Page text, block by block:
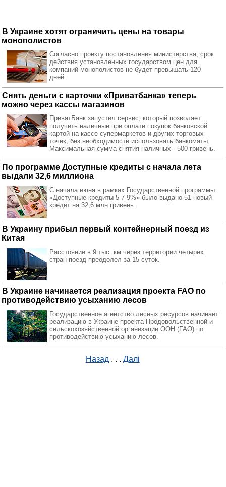
В Украине хотят ограничить цены на товары
монополистов
Согласно проекту постановления министерства, срок
действия установленных государством цен для
компаний-монополистов не будет превышать 120
дней.
Снять деньги с карточки «Приватбанка» теперь
можно через кассы магазинов
ПриватБанк запустил сервис, который позволяет
получить наличные при оплате покупок банковской
картой на кассе супермаркетов и других торговых
точек, без необходимости использовать банкоматы.
Максимальная сумма снятия наличных - 500 гривень.
По программе Доступные кредиты с начала лета
выдали 32,6 миллиона
С начала июня в рамках Государственной программы
«Доступные кредиты 5-7-9%» было выдано 51 новый
кредит на 32,6 млн гривень.
В Украину прибыл первый контейнерный поезд из
Китая
Расстояние в 9 тыс. км через территории четырех
стран поезд преодолел за 15 суток.
В Украине начинается реализация проекта FAO по
противодействию усыханию лесов
Государственное агентство лесных ресурсов начинает
реализацию в Украине проекта Продовольственной и
сельскохозяйственной организации ООН (FAO) по
противодействию усыханию лесов.
Назад . . . Далі